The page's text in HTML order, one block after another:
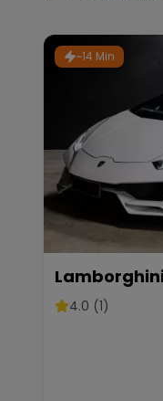
~14 Min
Spider
4.0 (1)